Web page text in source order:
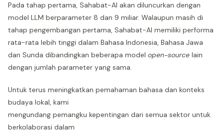
Pada tahap pertama, Sahabat-AI akan diluncurkan dengan
model LLM berparameter 8 dan 9 miliar. Walaupun masih di
tahap pengembangan pertama, Sahabat-AI memiliki performa
rata-rata lebih tinggi dalam Bahasa Indonesia, Bahasa Jawa
dan Sunda dibandingkan beberapa model open-source lain
dengan jumlah parameter yang sama.
Untuk terus meningkatkan pemahaman bahasa dan konteks
budaya lokal, kami
mengundang pemangku kepentingan dari semua sektor untuk
berkolaborasi dalam